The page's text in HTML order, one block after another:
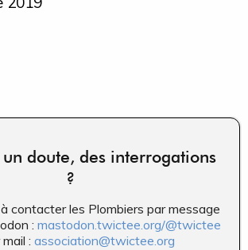
un doute, des interrogations
?
contacter les Plombiers par message
: mastodon.twictee.org/@twictee
: association@twictee.org